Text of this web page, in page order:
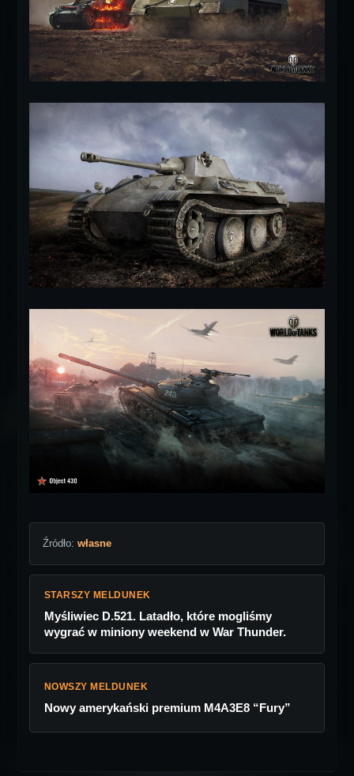
Źródło: własne
STARSZY MELDUNEK
Myśliwiec D.521. Latadło, które mogliśmy
wygrać w miniony weekend w War Thunder.
NOWSZY MELDUNEK
Nowy amerykański premium M4A3E8 “Fury”